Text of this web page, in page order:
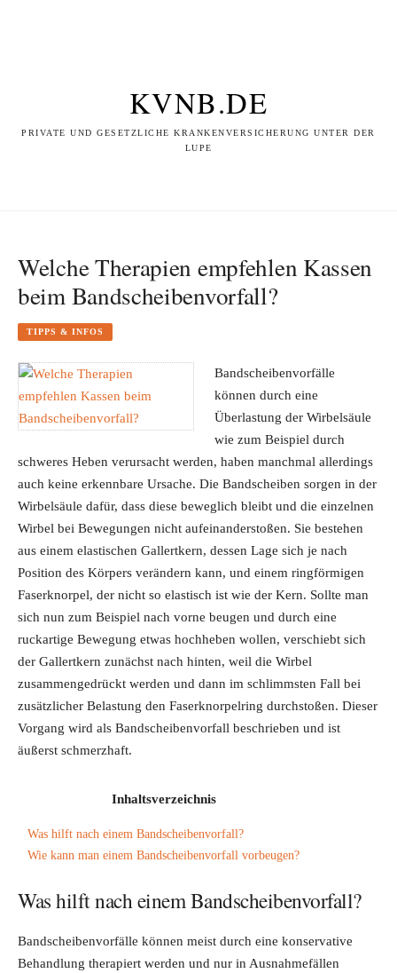
KVNB.DE
PRIVATE UND GESETZLICHE KRANKENVERSICHERUNG UNTER DER
LUPE
Welche Therapien empfehlen Kassen
beim Bandscheibenvorfall?
TIPPS & INFOS
Bandscheibenvorfälle
können durch eine
Überlastung der Wirbelsäule
wie zum Beispiel durch
schweres Heben verursacht werden, haben manchmal allerdings
auch keine erkennbare Ursache. Die Bandscheiben sorgen in der
Wirbelsäule dafür, dass diese beweglich bleibt und die einzelnen
Wirbel bei Bewegungen nicht aufeinanderstoßen. Sie bestehen
aus einem elastischen Gallertkern, dessen Lage sich je nach
Position des Körpers verändern kann, und einem ringförmigen
Faserknorpel, der nicht so elastisch ist wie der Kern. Sollte man
sich nun zum Beispiel nach vorne beugen und durch eine
ruckartige Bewegung etwas hochheben wollen, verschiebt sich
der Gallertkern zunächst nach hinten, weil die Wirbel
zusammengedrückt werden und dann im schlimmsten Fall bei
zusätzlicher Belastung den Faserknorpelring durchstoßen. Dieser
Vorgang wird als Bandscheibenvorfall beschrieben und ist
äußerst schmerzhaft.
Inhaltsverzeichnis
Was hilft nach einem Bandscheibenvorfall?
Wie kann man einem Bandscheibenvorfall vorbeugen?
Was hilft nach einem Bandscheibenvorfall?
Bandscheibenvorfälle können meist durch eine konservative
Behandlung therapiert werden und nur in Ausnahmefällen